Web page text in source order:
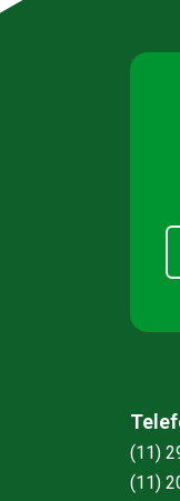
(11)
(11)